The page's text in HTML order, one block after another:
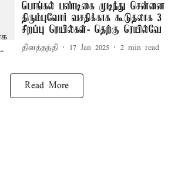
பொங்கல் பண்டிகை முடிந்து சென்னை
திரும்புவோர் வசதிக்காக கூடுதலாக 3
சிறப்பு ரெயில்கள்- தெற்கு ரெயில்வே
தினத்தந்தி 17 Jan 2025 2 min read
Read More